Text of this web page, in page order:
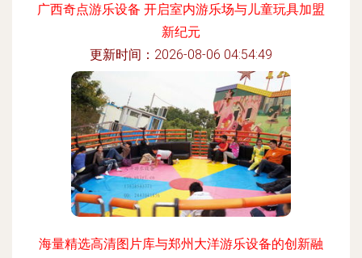
广西奇点游乐设备 开启室内游乐场与儿童玩具加盟
新纪元
更新时间：2026-08-06 04:54:49
海量精选高清图片库与郑州大洋游乐设备的创新融